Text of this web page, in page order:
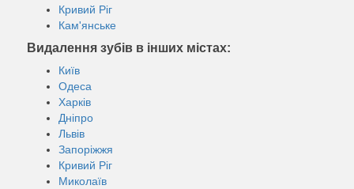
Кривий Ріг
Кам'янське
Видалення зубів в інших містах:
Київ
Одеса
Харків
Дніпро
Львів
Запоріжжя
Кривий Ріг
Миколаїв